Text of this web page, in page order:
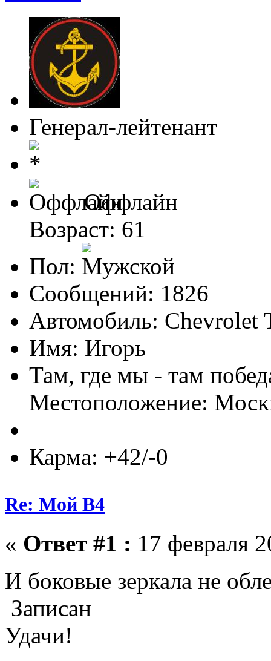
Генерал-лейтенант
Оффлайн
Возраст: 61
Пол:
Сообщений: 1826
Автомобиль:
Имя: Игорь
Там, где мы - там
Местоположение:
Карма: +42/-0
Re: Мой B4
« Ответ #1 : 17 февраля
И боковые зеркала не
Записан
Удачи!